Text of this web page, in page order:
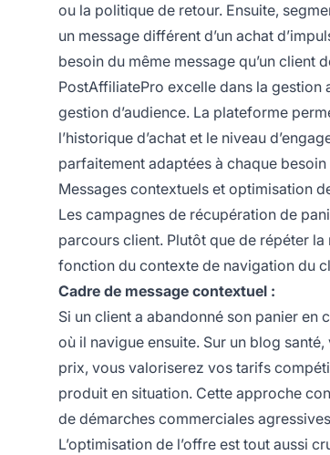
ou la politique de retour. Ensuite,
un message différent d’un achat
besoin du même message qu’un client
PostAffiliatePro excelle dans la gestion
gestion d’audience. La plateforme
l’historique d’achat et le niveau
parfaitement adaptées à chaque
Messages contextuels et optimisation
Les campagnes de récupération de
parcours client. Plutôt que de répéter
fonction du contexte de navigation du
Cadre de message contextuel :
Si un client a abandonné son panier
où il navigue ensuite. Sur un blog
prix, vous valoriserez vos tarifs
produit en situation. Cette approche
de démarches commerciales
L’optimisation de l’offre est tout aussi